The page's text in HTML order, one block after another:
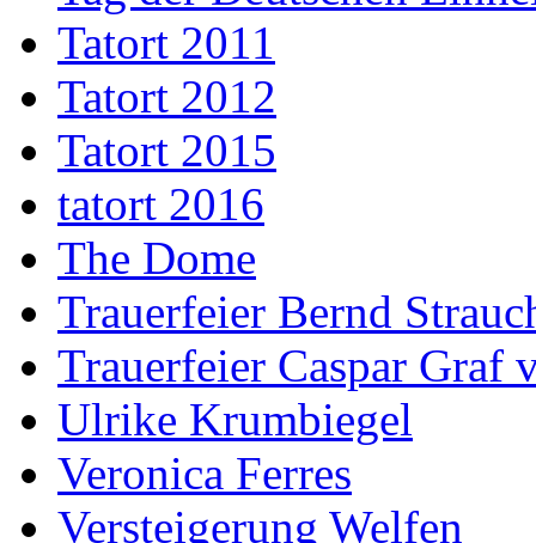
Tatort 2011
Tatort 2012
Tatort 2015
tatort 2016
The Dome
Trauerfeier Bernd
Trauerfeier Caspar Graf
Ulrike Krumbiegel
Veronica Ferres
Versteigerung Welfen